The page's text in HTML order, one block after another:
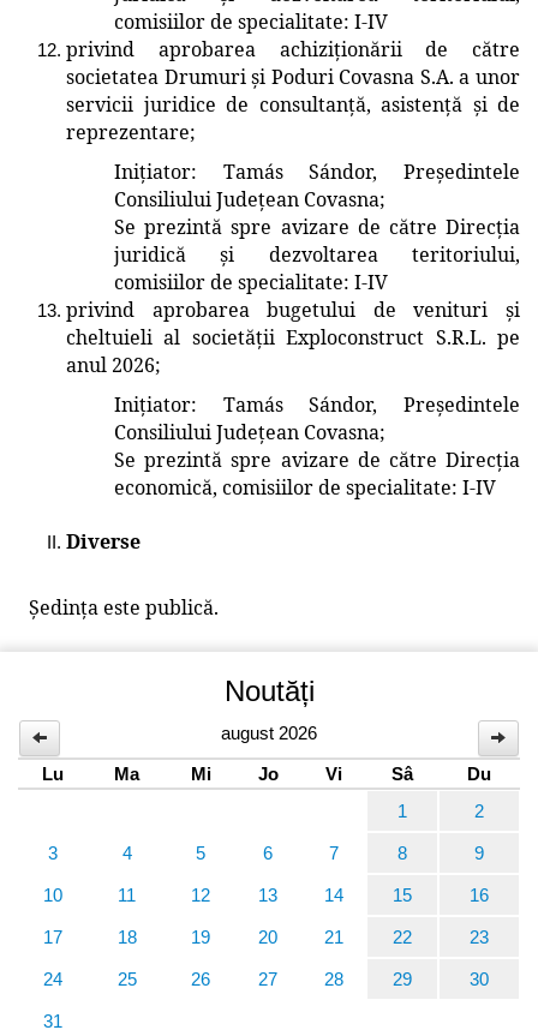
comisiilor de specialitate: I-IV
privind aprobarea achiziționării de către
societatea Drumuri și Poduri Covasna S.A. a unor
servicii juridice de consultanță, asistență și de
reprezentare;
Inițiator: Tamás Sándor, Președintele
Consiliului Județean Covasna;
Se prezintă spre avizare de către Direcţia
juridică și dezvoltarea teritoriului,
comisiilor de specialitate: I-IV
privind aprobarea bugetului de venituri și
cheltuieli al societății Exploconstruct S.R.L. pe
anul 2026;
Inițiator: Tamás Sándor, Președintele
Consiliului Județean Covasna;
Se prezintă spre avizare de către Direcţia
economică, comisiilor de specialitate: I-IV
Diverse
Şedinţa este publică.
Noutăți
august 2026
Lu
Ma Mi Jo Vi Sâ
Du
1
2
3 4 5 6 7 8 9
10 11 12 13 14 15 16
17 18 19 20 21 22 23
24 25 26 27 28 29 30
31